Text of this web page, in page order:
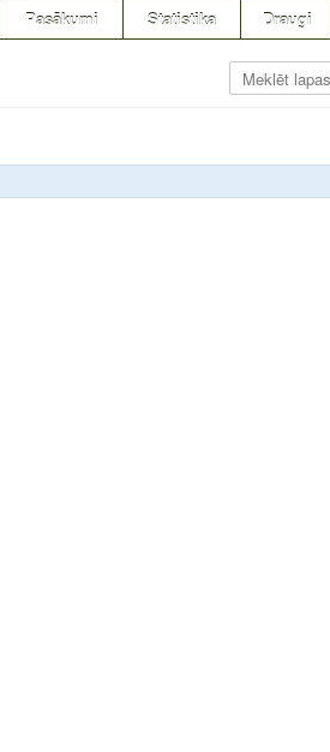
Pasākumi Statistika Draugi